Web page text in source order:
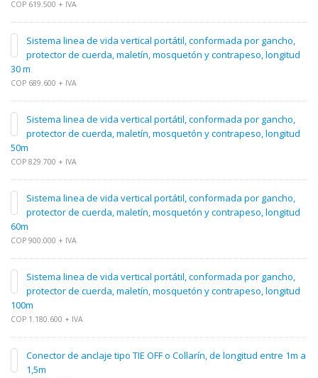
COP 619.500 + IVA
Sistema linea de vida vertical portátil, conformada por gancho,
protector de cuerda, maletín, mosquetón y contrapeso, longitud
30 m
COP 689.600 + IVA
Sistema linea de vida vertical portátil, conformada por gancho,
protector de cuerda, maletín, mosquetón y contrapeso, longitud
50m
COP 829.700 + IVA
Sistema linea de vida vertical portátil, conformada por gancho,
protector de cuerda, maletín, mosquetón y contrapeso, longitud
60m
COP 900.000 + IVA
Sistema linea de vida vertical portátil, conformada por gancho,
protector de cuerda, maletín, mosquetón y contrapeso, longitud
100m
COP 1.180.600 + IVA
Conector de anclaje tipo TIE OFF o Collarín, de longitud entre 1m a
1,5m